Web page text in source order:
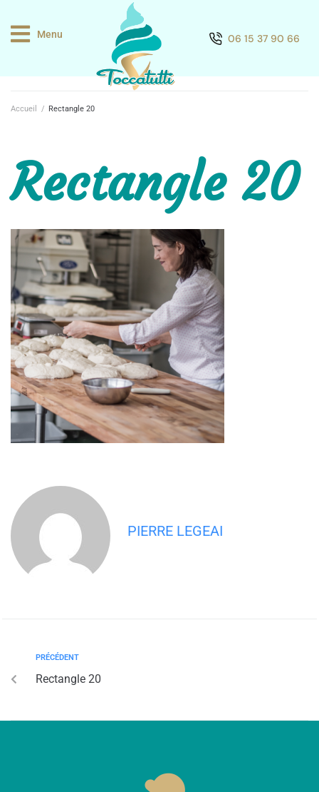
Menu 06 15 37 90 66
Accueil / Rectangle 20
Rectangle 20
PIERRE LEGEAI
PRÉCÉDENT
Rectangle 20